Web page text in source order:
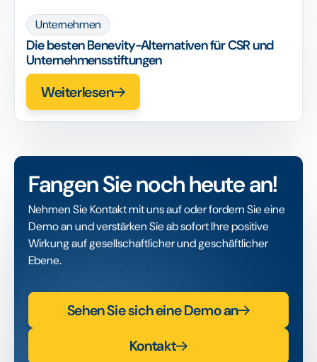
Unternehmen
Die besten Benevity-Alternativen für CSR und
Unternehmensstiftungen
Weiterlesen
Fangen Sie noch heute an!
Nehmen Sie Kontakt mit uns auf oder fordern Sie eine
Demo an und verstärken Sie ab sofort Ihre positive
Wirkung auf gesellschaftlicher und geschäftlicher
Ebene.
Sehen Sie sich eine Demo an
Kontakt